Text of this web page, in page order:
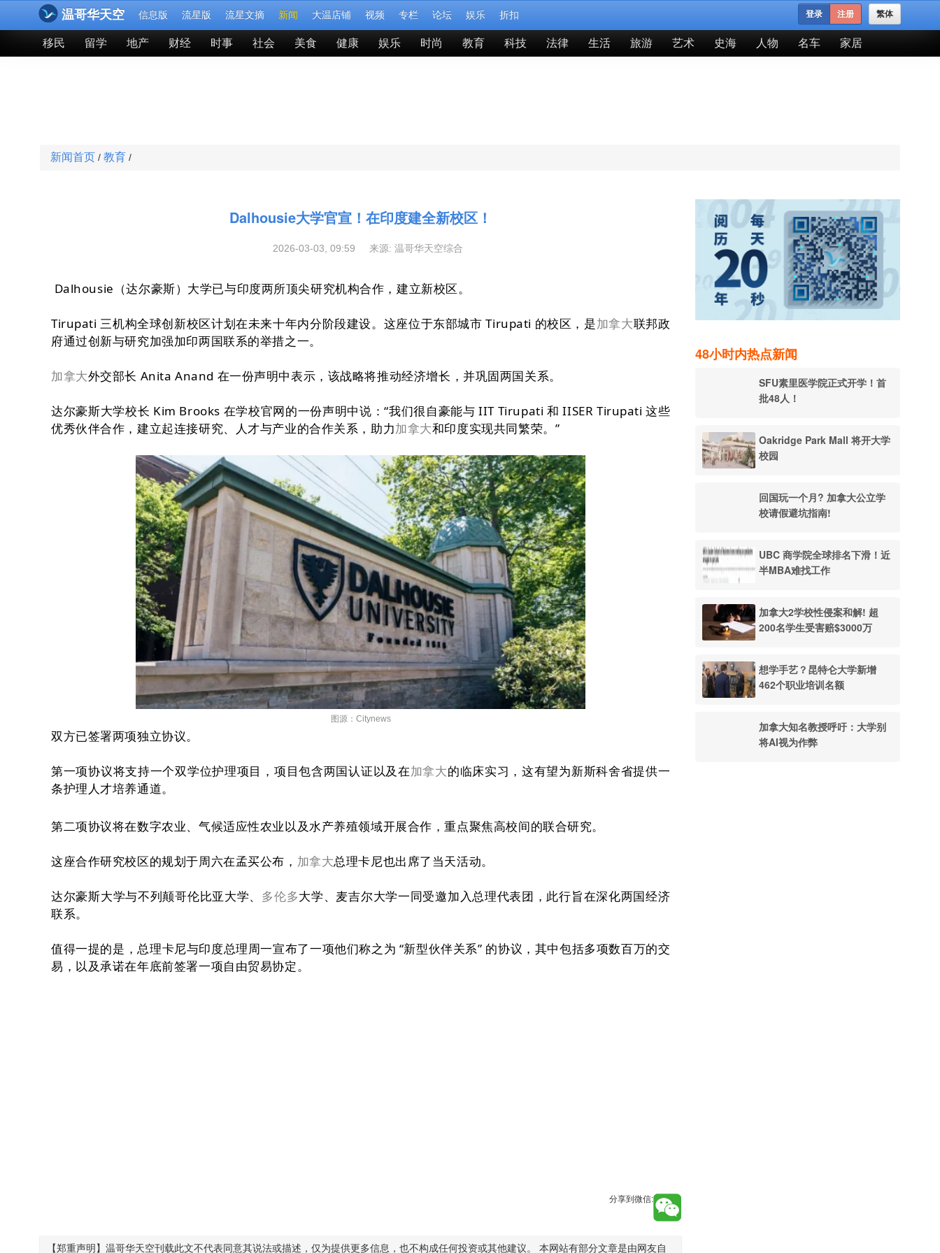
温哥华天空 信息版 流星版 流星文摘 新闻 大温店铺 视频 专栏 论坛 娱乐 折扣 繁体
登录 注册
移民 留学 地产 财经 时事 社会 美食 健康 娱乐 时尚 教育 科技 法律 生活 旅游 艺术 史海 人物 名车 家居
新闻首页 / 教育 /
Dalhousie大学官宣！在印度建全新校区！
2026-03-03, 09:59 来源: 温哥华天空综合
Dalhousie（达尔豪斯）大学已与印度两所顶尖研究机构合作，建立新校区。
Tirupati 三机构全球创新校区计划在未来十年内分阶段建设。这座位于东部城市 Tirupati 的校区，是加拿大联邦政
府通过创新与研究加强加印两国联系的举措之一。
加拿大外交部长 Anita Anand 在一份声明中表示，该战略将推动经济增长，并巩固两国关系。
达尔豪斯大学校长 Kim Brooks 在学校官网的一份声明中说：“我们很自豪能与 IIT Tirupati 和 IISER Tirupati 这些
优秀伙伴合作，建立起连接研究、人才与产业的合作关系，助力加拿大和印度实现共同繁荣。”
图源：Citynews
双方已签署两项独立协议。
第一项协议将支持一个双学位护理项目，项目包含两国认证以及在加拿大的临床实习，这有望为新斯科舍省提供一
条护理人才培养通道。
第二项协议将在数字农业、气候适应性农业以及水产养殖领域开展合作，重点聚焦高校间的联合研究。
这座合作研究校区的规划于周六在孟买公布， 加拿大总理卡尼也出席了当天活动。
达尔豪斯大学与不列颠哥伦比亚大学、 多伦多大学、麦吉尔大学一同受邀加入总理代表团，此行旨在深化两国经济
联系。
值得一提的是，总理卡尼与印度总理周一宣布了一项他们称之为 “新型伙伴关系” 的协议，其中包括多项数百万的交
易，以及承诺在年底前签署一项自由贸易协定。
分享到微信:
【郑重声明】温哥华天空刊载此文不代表同意其说法或描述，仅为提供更多信息，也不构成任何投资或其他建议。 本网站有部分文章是由网友自
48小时内热点新闻
SFU素里医学院正式开学！首
批48人！
Oakridge Park Mall 将开大学
校园
回国玩一个月? 加拿大公立学
校请假避坑指南!
UBC 商学院全球排名下滑！近
半MBA难找工作
加拿大2学校性侵案和解! 超
200名学生受害赔$3000万
想学手艺？昆特仑大学新增
462个职‍业培训名额
加拿大知名教授呼吁：大学别
将AI视为作弊